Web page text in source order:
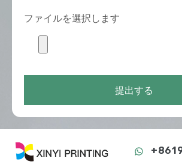
ファイルを選択します
提出する